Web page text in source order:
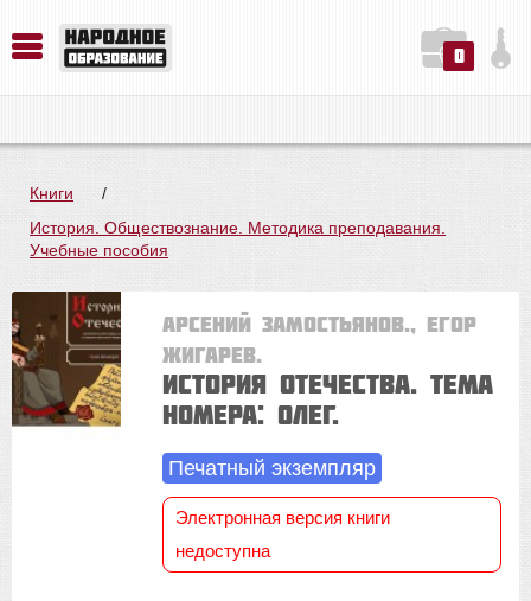
0
Книги
/
История. Обществознание. Методика преподавания.
Учебные пособия
Арсений ЗАМОСТЬЯНОВ., Егор
Жигарев.
История Отечества. Тема
номера: Олег.
Печатный экземпляр
Электронная версия книги
недоступна